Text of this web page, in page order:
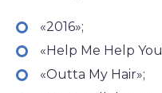
«2016»;
«Help Me Help
«Outta My Hair»;